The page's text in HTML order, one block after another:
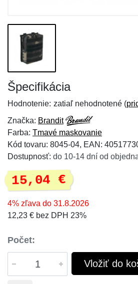
Špecifikácia
Hodnotenie: zatiaľ nehodnotené (
Značka: Brandit
Farba: Tmavé maskovanie
Kód tovaru: 8045-04, EAN:
Dostupnosť: do 10-14 dní od
15,04 €
4% zľava do 31.8.2026
12,23 € bez DPH 23%
Počet:
Vložiť do